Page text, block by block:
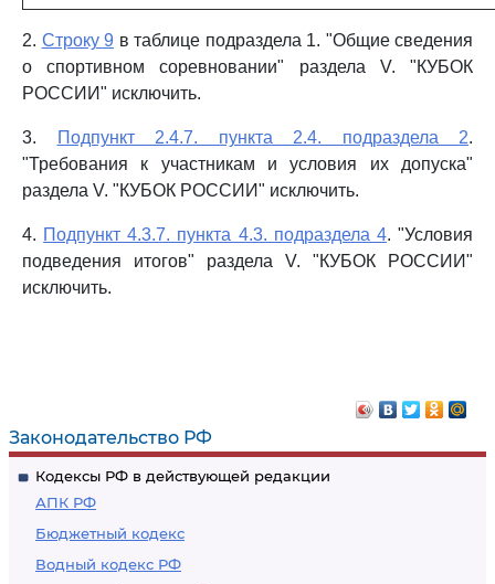
Законодательство РФ
Кодексы РФ в действующей редакции
АПК РФ
Бюджетный кодекс
Водный кодекс РФ
2. Строку 9 в таблице подраздела 1. "Общие сведения
о спортивном соревновании" раздела V. "КУБОК
РОССИИ" исключить.
3. Подпункт 2.4.7. пункта 2.4. подраздела 2.
"Требования к участникам и условия их допуска"
раздела V. "КУБОК РОССИИ" исключить.
4. Подпункт 4.3.7. пункта 4.3. подраздела 4. "Условия
подведения итогов" раздела V. "КУБОК РОССИИ"
исключить.